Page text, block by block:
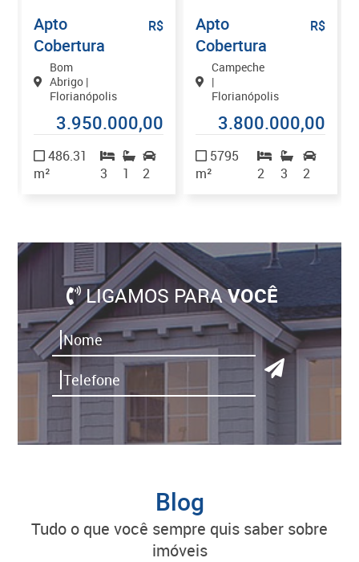
Apto
Cobertura
Bom
Abrigo |
Florianópolis
R$
3.950.000,00
486.31
m²
3 1 2
Apto
Cobertura
Campeche
|
Florianópolis
R$
3.800.000,00
5795
m²
2 3 2
LIGAMOS PARAVOCÊ
Blog
tudo o que você sempre quis saber sobre
imóveis